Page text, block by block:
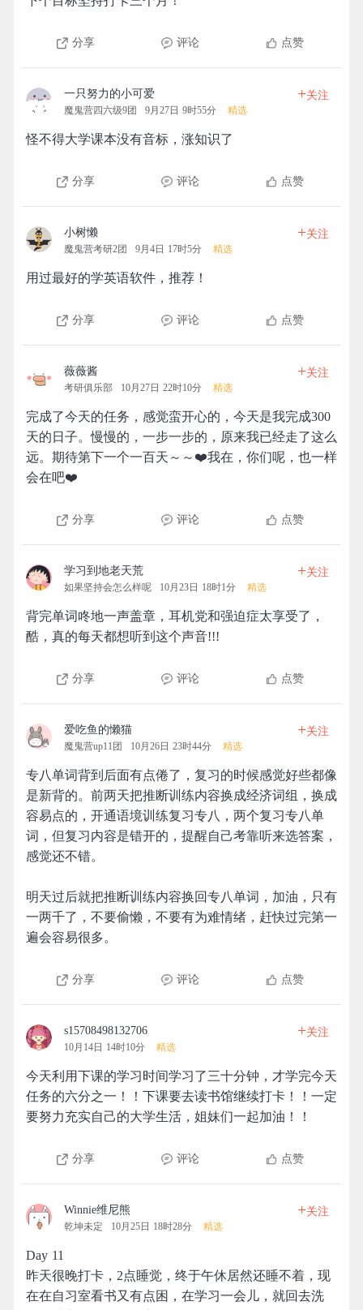
分享 评论 点赞
一只努力的小可爱
魔鬼营四六级9团 9月27日 9时55分 精选
+关注
怪不得大学课本没有音标，涨知识了
分享 评论 点赞
小树懒
魔鬼营考研2团 9月4日 17时5分 精选
+关注
用过最好的学英语软件，推荐！
分享 评论 点赞
薇薇酱
考研俱乐部 10月27日 22时10分 精选
+关注
完成了今天的任务，感觉蛮开心的，今天是我完成300
天的日子。慢慢的，一步一步的，原来我已经走了这么
远。期待第下一个一百天～～❤️我在，你们呢，也一样
会在吧❤️
分享 评论 点赞
学习到地老天荒
如果坚持会怎么样呢 10月23日 18时1分 精选
+关注
背完单词咚地一声盖章，耳机党和强迫症太享受了，
酷，真的每天都想听到这个声音!!!
分享 评论 点赞
爱吃鱼的懒猫
魔鬼营up11团 10月26日 23时44分 精选
+关注
专八单词背到后面有点倦了，复习的时候感觉好些都像
是新背的。前两天把推断训练内容换成经济词组，换成
容易点的，开通语境训练复习专八，两个复习专八单
词，但复习内容是错开的，提醒自己考靠听来选答案，
感觉还不错。
明天过后就把推断训练内容换回专八单词，加油，只有
一两千了，不要偷懒，不要有为难情绪，赶快过完第一
遍会容易很多。
分享 评论 点赞
s15708498132706
10月14日 14时10分 精选
+关注
今天利用下课的学习时间学习了三十分钟，才学完今天
任务的六分之一！！下课要去读书馆继续打卡！！一定
要努力充实自己的大学生活，姐妹们一起加油！！
分享 评论 点赞
Winnie维尼熊
乾坤未定 10月25日 18时28分 精选
+关注
Day 11
昨天很晚打卡，2点睡觉，终于午休居然还睡不着，现
在在自习室看书又有点困，在学习一会儿，就回去洗